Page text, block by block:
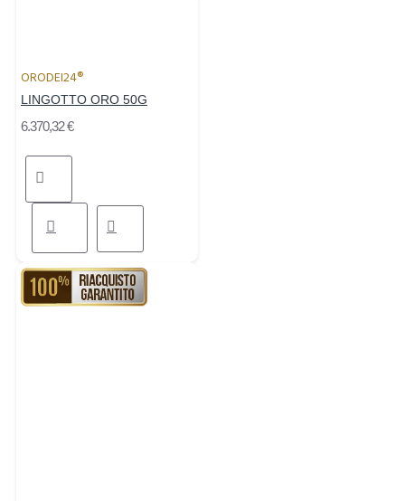
ORODEI24®
LINGOTTO ORO 50G
6.370,32 €
RIACQUISTO GARANTITO